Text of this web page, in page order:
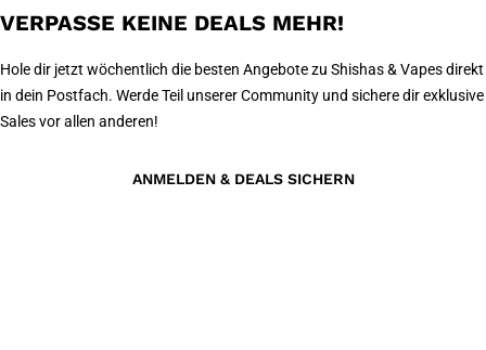
VERPASSE KEINE DEALS MEHR!
Hole dir jetzt wöchentlich die besten Angebote zu Shishas & Vapes direkt
in dein Postfach. Werde Teil unserer Community und sichere dir exklusive
Sales vor allen anderen!
ANMELDEN & DEALS SICHERN